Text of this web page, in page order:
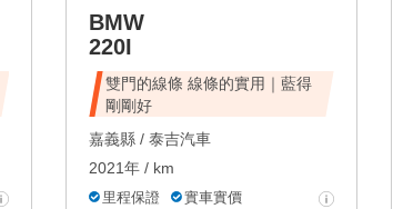
BMW
220I
雙門的線條 線條的實用｜藍得
剛剛好
嘉義縣 / 泰吉汽車
2021年 / km
里程保證
實車實價